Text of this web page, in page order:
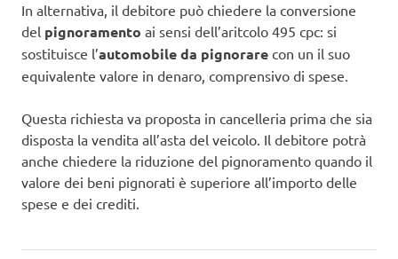
In alternativa, il debitore può chiedere la conversione
del pignoramento ai sensi dell’aritcolo 495 cpc: si
sostituisce l’automobile da pignorare con un il suo
equivalente valore in denaro, comprensivo di spese.
Questa richiesta va proposta in cancelleria prima che sia
disposta la vendita all’asta del veicolo. Il debitore potrà
anche chiedere la riduzione del pignoramento quando il
valore dei beni pignorati è superiore all’importo delle
spese e dei crediti.